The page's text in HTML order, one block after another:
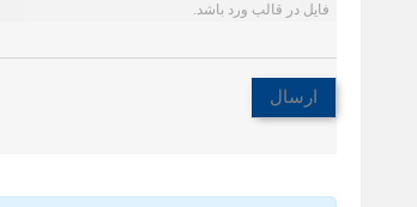
فایل در قالب ورد باشد.